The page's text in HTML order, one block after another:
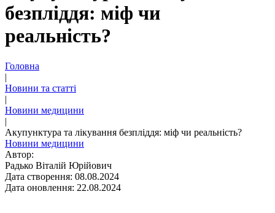
безпліддя: міф чи
реальність?
Головна
|
Новини та статті
|
Новини медицини
|
Акупунктура та лікування безпліддя: міф чи реальність?
Новини медицини
Автор:
Радько Віталій Юрійович
Дата створення: 08.08.2024
Дата оновлення: 22.08.2024